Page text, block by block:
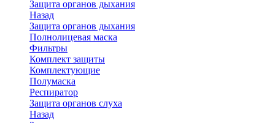
Защита органов дыхания
Назад
Защита органов дыхания
Полнолицевая маска
Фильтры
Комплект защиты
Комплектующие
Полумаска
Респиратор
Защита органов слуха
Назад